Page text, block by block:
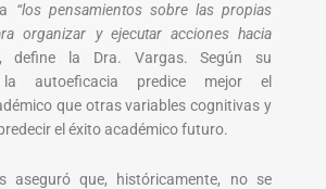
“los pensamientos sobre las propias
organizar y ejecutar acciones hacia
define la Dra. Vargas. Según su
la autoeficacia predice mejor el
que otras variables cognitivas y
el éxito académico futuro.
aseguró que, históricamente, no se